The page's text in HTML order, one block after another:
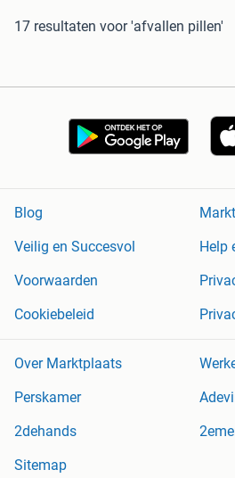
17 resultaten voor 'afvallen pillen'
Blog
Veilig en Succesvol
Help
Voorwaarden
Cookiebeleid
Over Marktplaats
Perskamer
2dehands
Sitemap